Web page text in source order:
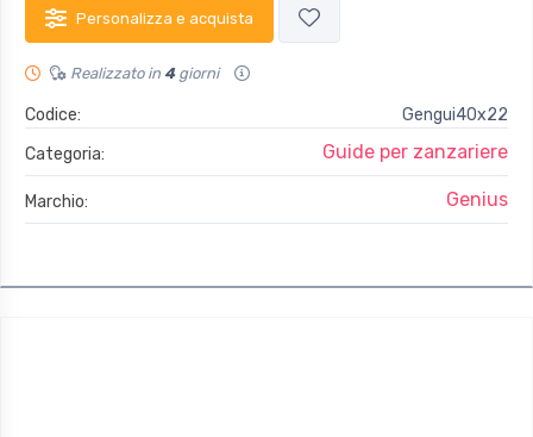
Personalizza e acquista
Realizzato in 4giorni
Codice:
Gengui40x22
Categoria:
Guide per zanzariere
Marchio: Genius